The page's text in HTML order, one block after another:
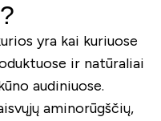
yra kai kuriuose
ir natūraliai
audiniuose.
aminorūgščių,